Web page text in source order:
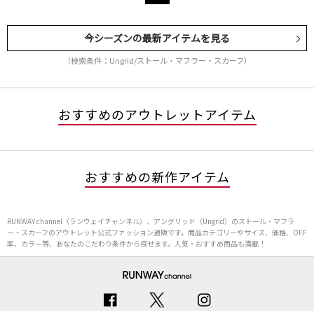
今シーズンの最新アイテムを見る
（検索条件：Ungrid/ストール・マフラー・スカーフ）
おすすめのアウトレットアイテム
おすすめの新作アイテム
RUNWAY channel（ランウェイチャンネル）、アングリッド（Ungrid）のストール・マフラ
ー・スカーフのアウトレット公式ファッション通販です。商品カテゴリーやサイズ、価格、OFF
率、カラー等、あなたのこだわり条件から探せます。人気・おすすめ商品も満載！